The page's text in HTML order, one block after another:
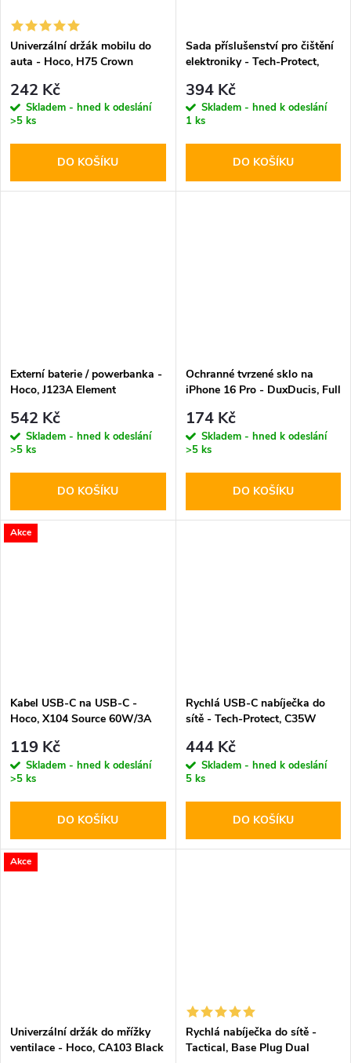
Univerzální držák mobilu do
auta - Hoco, H75 Crown
242 Kč
Skladem - hned k odeslání
>5 ks
DO KOŠÍKU
Sada příslušenství pro čištění
elektroniky - Tech-Protect,
394 Kč
Skladem - hned k odeslání
1 ks
DO KOŠÍKU
Externí baterie / powerbanka -
Hoco, J123A Element
542 Kč
Skladem - hned k odeslání
>5 ks
DO KOŠÍKU
Ochranné tvrzené sklo na
iPhone 16 Pro - DuxDucis, Full
174 Kč
Skladem - hned k odeslání
>5 ks
DO KOŠÍKU
Akce
Kabel USB-C na USB-C -
Hoco, X104 Source 60W/3A
119 Kč
Skladem - hned k odeslání
>5 ks
DO KOŠÍKU
Rychlá USB-C nabíječka do
sítě - Tech-Protect, C35W
444 Kč
Skladem - hned k odeslání
5 ks
DO KOŠÍKU
Akce
Univerzální držák do mřížky
ventilace - Hoco, CA103 Black
Rychlá nabíječka do sítě -
Tactical, Base Plug Dual